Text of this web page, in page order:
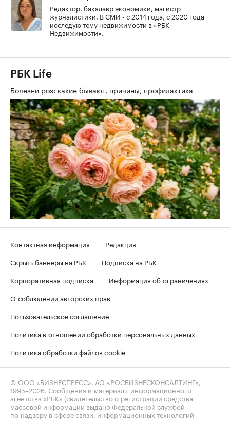
Редактор, бакалавр экономики, магистр
журналистики. В СМИ - с 2014 года, с 2020 года
исследую тему недвижимости в «РБК-
Недвижимости».
РБК Life
Болезни роз: какие бывают, причины, профилактика
Контактная информация
Редакция
Скрыть баннеры на РБК
Подписка на РБК
Корпоративная подписка
Информация об ограничениях
О соблюдении авторских прав
Пользовательское соглашение
Политика в отношении обработки персональных данных
Политика обработки файлов cookie
© ООО «БИЗНЕСПРЕСС», АО «РОСБИЗНЕСКОНСАЛТИНГ»,
1995–2026 . Сообщения и материалы информационного
агентства «РБК» (свидетельство о регистрации средства
массовой информации выдано Федеральной службой
по надзору в сфере связи, информационных технологий